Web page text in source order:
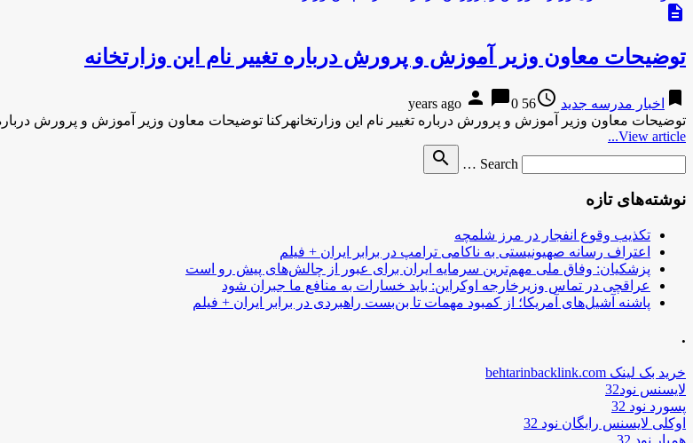
description
توضیحات معاون وزیر آموزش و پرورش درباره تغییر نام این وزارتخانه
bookmark اخبار مدرسه جدید access_time
56 years ago
person chat_bubble0
توضیحات معاون وزیر آموزش و پرورش درباره تغییر نام این وزارتخانهرکنا توضیحات معاون وزیر آموزش و پرورش
View article...
Search …
search
نوشته‌های تازه
تکذیب وقوع انفجار در مرز شلمچه
اعتراف رسانه صهیونیستی به ناکامی ترامپ در برابر ایران + فیلم
پزشکیان: وفاق ملی مهم‌ترین سرمایه ایران برای عبور از چالش‌های پیش رو است
عراقچی در تماس وزیرخارجه اوکراین: باید خسارات به منافع ما جبران شود
پاشنه آشیل‌های آمریکا؛ از کمبود مهمات تا بن‌بست راهبردی در برابر ایران + فیلم
.
خرید بک لینک behtarinbacklink.com
لایسنس نود32
پسورد نود 32
اوکلی لایسنس رایگان نود 32
همیار نود 32